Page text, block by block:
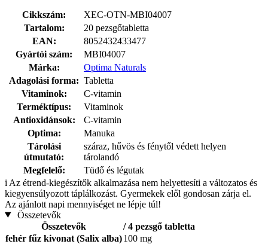
Cikkszám:
XEC-OTN-MBI04007
Tartalom:
20 pezsgőtabletta
EAN:
8052432433477
Gyártói szám:
MBI04007
Márka:
Optima Naturals
Adagolási forma: Tabletta
Vitaminok:
C-vitamin
Terméktípus:
Vitaminok
Antioxidánsok:
C-vitamin
Optima:
Manuka
Tárolási
útmutató:
száraz, hűvös és fénytől védett helyen
tárolandó
Megfelelő:
Tüdő és légutak
i Az étrend-kiegészítők alkalmazása nem helyettesíti a változatos és
kiegyensúlyozott táplálkozást. Gyermekek elől gondosan zárja el.
Az ajánlott napi mennyiséget ne lépje túl!
Összetevők
Összetevők
/ 4 pezsgő tabletta
fehér fűz kivonat (Salix alba)100 mg